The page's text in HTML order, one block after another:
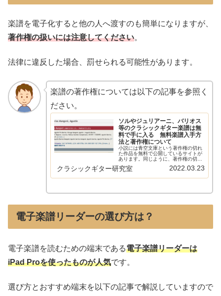
楽譜を電子化すると他の人へ渡すのも簡単になりますが、
著作権の扱いには注意してください。
法律に違反した場合、罰せられる可能性があります。
楽譜の著作権については以下の記事を参照く
ださい。
ソルやジュリアーニ、バリオス
等のクラシックギター楽譜は無
料で手に入る 無料楽譜入手方
法と著作権について
小説には青空文庫という著作権の切れ
た作品を無料で公開しているサイトが
あります。同じように、著作権の切れ
た楽譜を無料で公開しているサイトが
世の中にはあります。無料で公開して
クラシックギター研究室 2022.03.23
電子楽譜リーダーの選び方は？
電子楽譜を読むための端末である電子楽譜リーダーは
iPad Proを使ったものが人気です。
選び方とおすすめ端末を以下の記事で解説していますので